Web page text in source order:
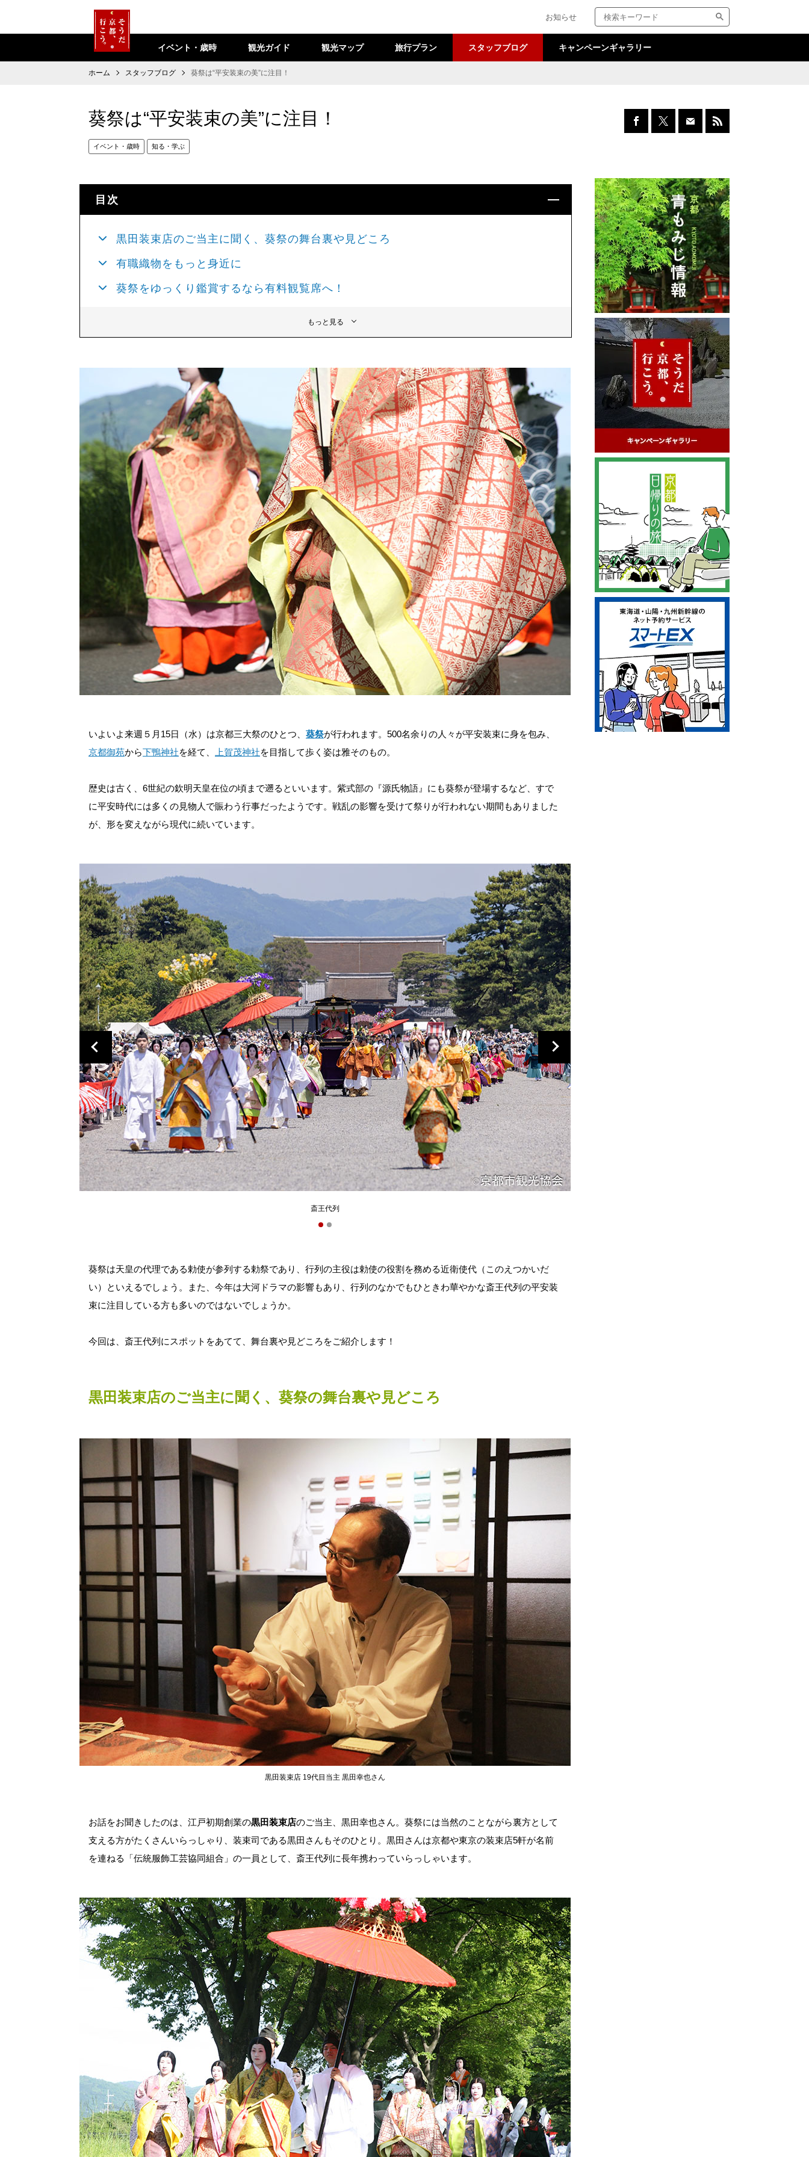
お知らせ
検
ワ
サ
イベント・歳時 観光ガイド 観光マップ 旅行プラン スタッフブログ キャンペーンギャラリー
ホーム スタッフブログ 葵祭は“平安装束の美”に注目！
葵祭は“平安装束の美”に注目！
イベント・歳時 知る・学ぶ
目次
黒田装束店のご当主に聞く、葵祭の舞台裏や見どころ
有職織物をもっと身近に
葵祭をゆっくり鑑賞するなら有料観覧席へ！
もっと見る
いよいよ来週５月15日（水）は京都三大祭のひとつ、 葵祭が行われます。500名余りの人々が平安装束に身を包み、
京都御苑から下鴨神社を経て、 上賀茂神社を目指して歩く姿は雅そのもの。
歴史は古く、6世紀の欽明天皇在位の頃まで遡るといいます。紫式部の『源氏物語』にも葵祭が登場するなど、すで
に平安時代には多くの見物人で賑わう行事だったようです。戦乱の影響を受けて祭りが行われない期間もありました
が、形を変えながら現代に続いています。
斎王代列
葵祭は天皇の代理である勅使が参列する勅祭であり、行列の主役は勅使の役割を務める近衛使代（このえつかいだ
い）といえるでしょう。また、今年は大河ドラマの影響もあり、行列のなかでもひときわ華やかな斎王代列の平安装
束に注目している方も多いのではないでしょうか。
今回は、斎王代列にスポットをあてて、舞台裏や見どころをご紹介します！
黒田装束店のご当主に聞く、葵祭の舞台裏や見どころ
黒田装束店 19代目当主 黒田幸也さん
お話をお聞きしたのは、江戸初期創業の黒田装束店のご当主、黒田幸也さん。葵祭には当然のことながら裏方として
支える方がたくさんいらっしゃり、装束司である黒田さんもそのひとり。黒田さんは京都や東京の装束店5軒が名前
を連ねる「伝統服飾工芸協同組合」の一員として、斎王代列に長年携わっていらっしゃいます。